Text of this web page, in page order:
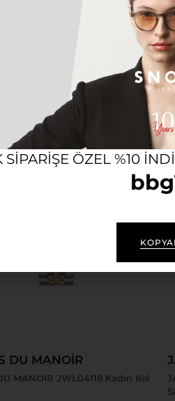
MANOIR JWL04117 Kadın Kol
İndir
im!
DU MANOİR
MANOIR JWL04118 Kadın Kol
SIPARIŞE ÖZEL %10